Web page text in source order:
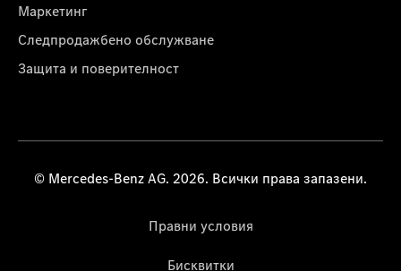
Маркетинг
Следпродажбено обслужване
Защита и поверителност
© Mercedes-Benz AG. 2026. Всички права запазени.
Правни условия
Бисквитки